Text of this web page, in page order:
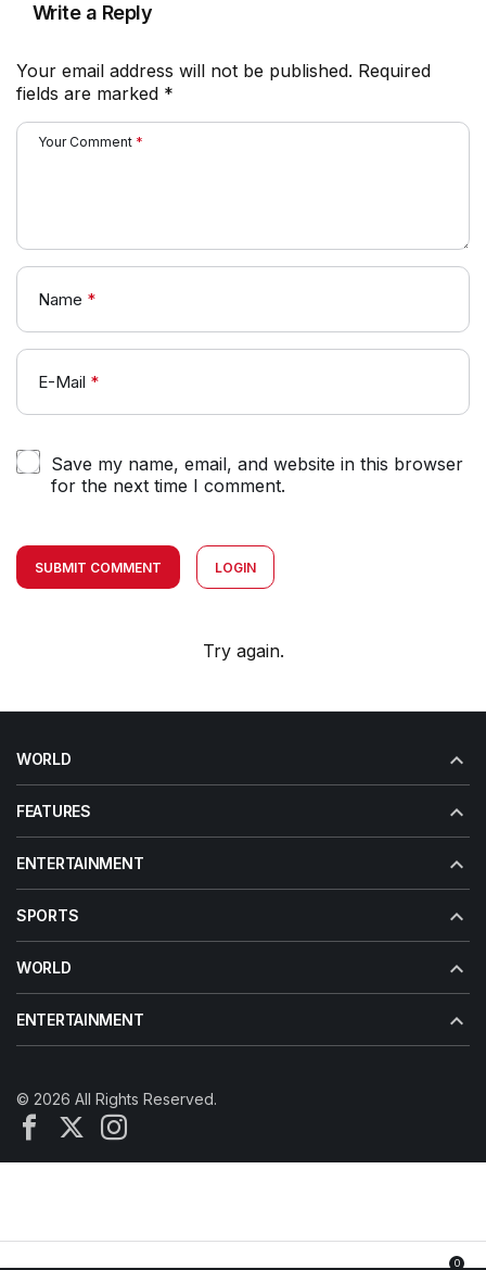
Write a Reply
Your email address will not be published. Required
fields are marked *
Your Comment *
Name *
E-Mail *
Save my name, email, and website in this browser
for the next time I comment.
SUBMIT COMMENT LOGIN
Try again.
WORLD
FEATURES
ENTERTAINMENT
SPORTS
WORLD
ENTERTAINMENT
© 2026 All Rights Reserved.
0